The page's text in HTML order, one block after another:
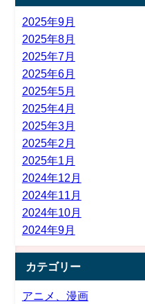
2025年9月
2025年8月
2025年7月
2025年6月
2025年5月
2025年4月
2025年3月
2025年2月
2025年1月
2024年12月
2024年11月
2024年10月
2024年9月
カテゴリー
アニメ、漫画